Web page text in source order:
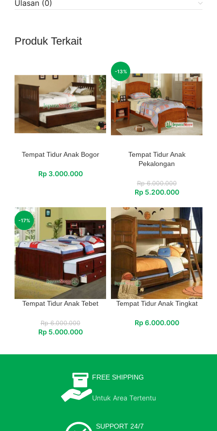
Ulasan (0)
Produk Terkait
Tempat Tidur Anak Bogor
Rp 3.000.000
-13%
Tempat Tidur Anak
Pekalongan
Rp6.000.000
Rp 5.200.000
-17%
Tempat Tidur Anak Tebet
Rp6.000.000
Rp 5.000.000
Tempat Tidur Anak Tingkat
Rp 6.000.000
FREE SHIPPING
Untuk Area Tertentu
SUPPORT 24/7